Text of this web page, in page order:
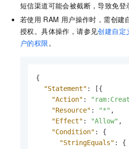
短信渠道可能会被截断，导致免登
若使用 RAM 用户操作时，需创建
授权。具体操作，请参见创建自定
户的权限。
{
"Statement" : [{
"Action" :
"Resource" : "*" ,
"Effect" : "Allow" ,
"Condition" :
{
"StringEquals" :
{